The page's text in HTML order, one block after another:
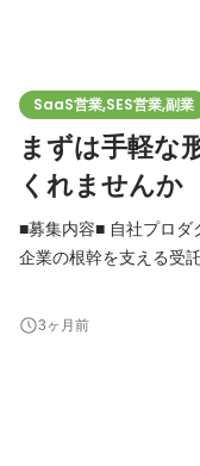
SaaS営業,SES営業,副業
まずは手軽な
くれませんか
■募集内容■ 自社プロダ
企業の根幹を支える受
を携え、まずは業務委
築していけるような営
3ヶ月前